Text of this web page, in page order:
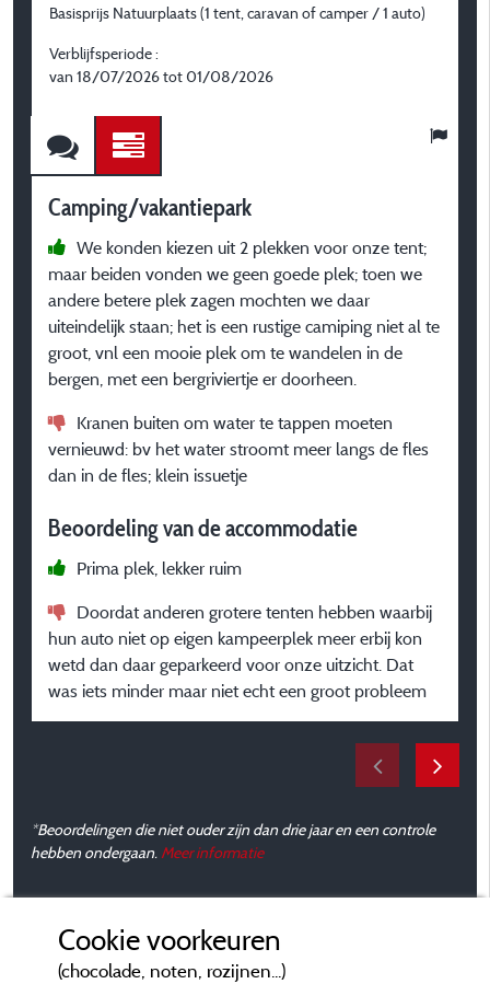
Basisprijs Natuurplaats (1 tent, caravan of camper / 1 auto)
Verblijfsperiode :
van 18/07/2026 tot 01/08/2026
Camping/vakantiepark
We konden kiezen uit 2 plekken voor onze tent;
maar beiden vonden we geen goede plek; toen we
andere betere plek zagen mochten we daar
uiteindelijk staan; het is een rustige camiping niet al te
groot, vnl een mooie plek om te wandelen in de
bergen, met een bergriviertje er doorheen.
Kranen buiten om water te tappen moeten
vernieuwd: bv het water stroomt meer langs de fles
dan in de fles; klein issuetje
Beoordeling van de accommodatie
Prima plek, lekker ruim
Doordat anderen grotere tenten hebben waarbij
hun auto niet op eigen kampeerplek meer erbij kon
wetd dan daar geparkeerd voor onze uitzicht. Dat
was iets minder maar niet echt een groot probleem
*Beoordelingen die niet ouder zijn dan drie jaar en een controle
hebben ondergaan. Meer informatie
Cookie voorkeuren
(chocolade, noten, rozijnen...)